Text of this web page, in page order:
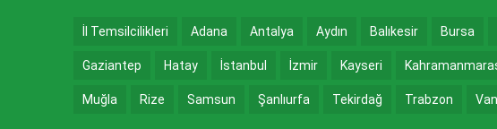
İl Temsilcilikleri Adana Antalya Aydın Balıkesir Bursa
Gaziantep Hatay İstanbul İzmir Kayseri
Muğla Rize Samsun Şanlıurfa Tekirdağ Trabzon Van